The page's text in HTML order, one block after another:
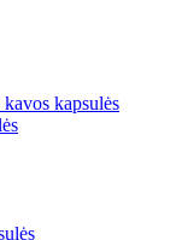
kapsulės